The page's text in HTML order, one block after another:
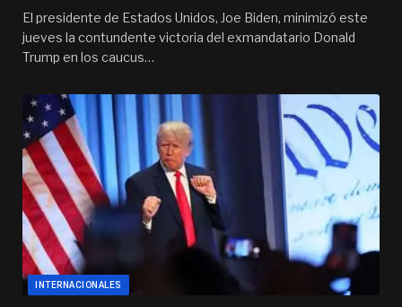
El presidente de Estados Unidos, Joe Biden, minimizó este
jueves la contundente victoria del exmandatario Donald
Trump en los caucus…
INTERNACIONALES